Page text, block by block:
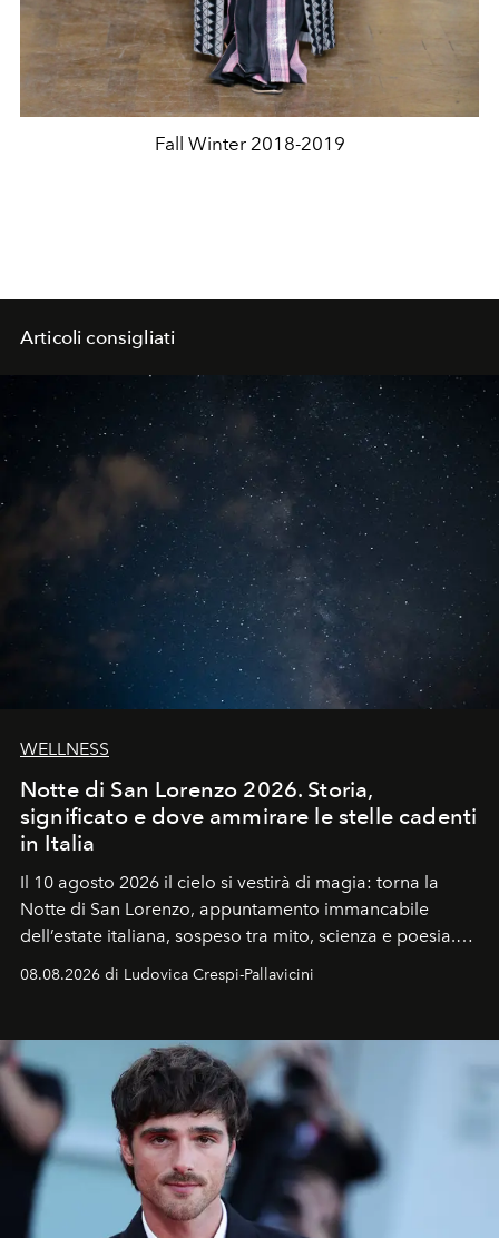
Fall Winter 2018-2019
Articoli consigliati
WELLNESS
Notte di San Lorenzo 2026. Storia,
significato e dove ammirare le stelle cadenti
in Italia
Il 10 agosto 2026 il cielo si vestirà di magia: torna la
Notte di San Lorenzo, appuntamento immancabile
dell’estate italiana, sospeso tra mito, scienza e poesia.
celeste per seguire il passaggio delle
all’universo i desideri più segreti
08.08.2026 di Ludovica Crespi-Pallavicini